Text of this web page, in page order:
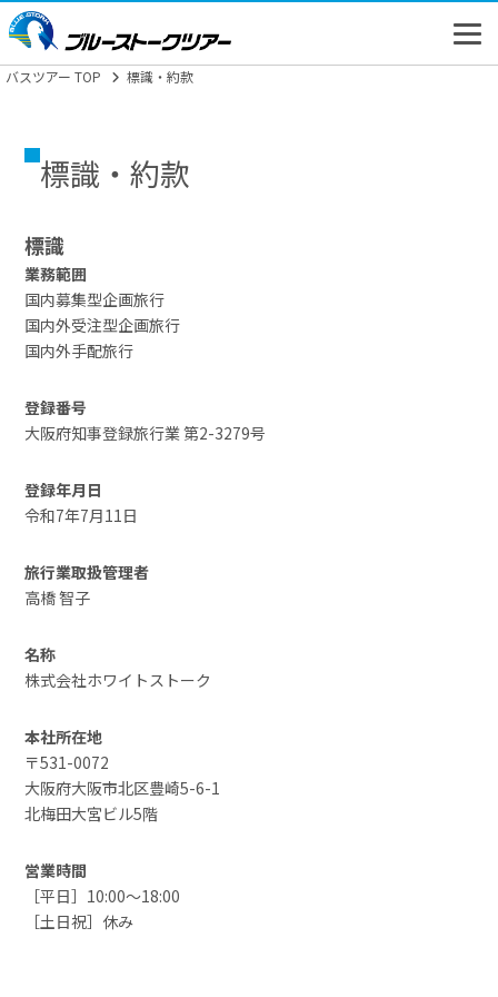
高速バス
新幹線
バスツアー TOP 標識・約款
標識・約款
標識
業務範囲
国内募集型企画旅行
国内外受注型企画旅行
国内外手配旅行
登録番号
大阪府知事登録旅行業 第2-3279号
登録年月日
令和7年7月11日
旅行業取扱管理者
高橋 智子
名称
株式会社ホワイトストーク
本社所在地
〒531-0072
大阪府大阪市北区豊崎5-6-1
北梅田大宮ビル5階
営業時間
［平日］10:00～18:00
［土日祝］休み